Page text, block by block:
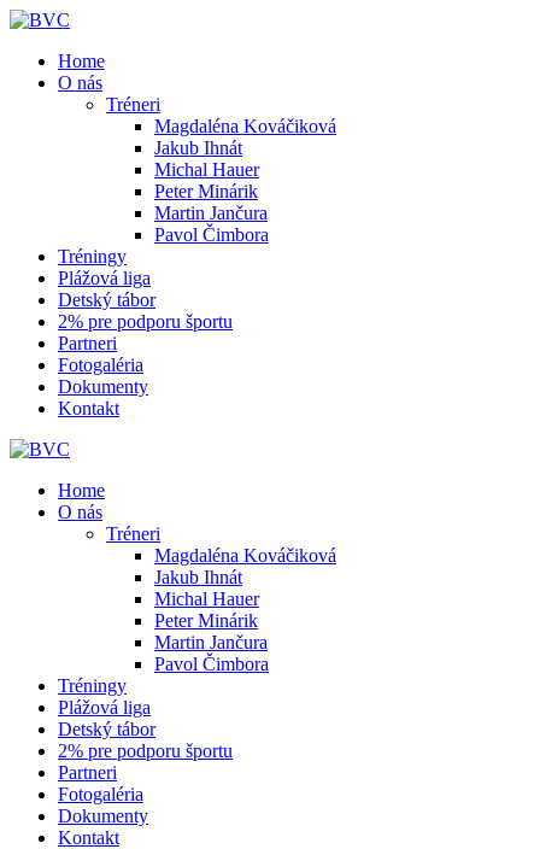
Skip
contentHome
O nás
Tréneri
Magdaléna Kováčiková
Jakub Ihnát
Michal Hauer
Peter Minárik
Martin Jančura
Pavol Čimbora
Tréningy
Plážová liga
Detský tábor
2% pre podporu športu
Partneri
Fotogaléria
Dokumenty
Kontakt
Home
O nás
Tréneri
Magdaléna Kováčiková
Jakub Ihnát
Michal Hauer
Peter Minárik
Martin Jančura
Pavol Čimbora
Tréningy
Plážová liga
Detský tábor
2% pre podporu športu
Partneri
Fotogaléria
Dokumenty
Kontakt